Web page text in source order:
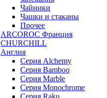
Чайники
Чашки и стаканы
Прочее
ARCOROC Франция
CHURCHILL
Англия
Серия Alchemy
Серия Bamboo
Серия Marble
Серия Monochrome
Серия Raku